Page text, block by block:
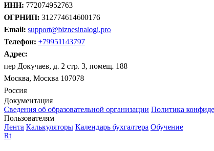
ИНН: 772074952763
ОГРНИП: 312774614600176
Email: support@biznesinalogi.pro
Телефон: +79951143797
Адрес:
пер Докучаев, д. 2 стр. 3, помещ. 188
Москва, Москва 107078
Россия
Документация
Сведения об образовательной организации Политика
Пользователям
Лента Калькуляторы Календарь бухгалтера Обучение
Rt